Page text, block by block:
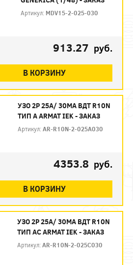
Артикул: MDV15-2-025-030
913.27 руб.
В КОРЗИНУ
УЗО 2P 25А/ 30МА ВДТ R10N
ТИП А ARMAT IEK - ЗАКАЗ
Артикул:AR-R10N-2-025A030
4353.8 руб.
В КОРЗИНУ
УЗО 2P 25А/ 30МА ВДТ R10N
ТИП АC ARMAT IEK - ЗАКАЗ
Артикул:AR-R10N-2-025C030